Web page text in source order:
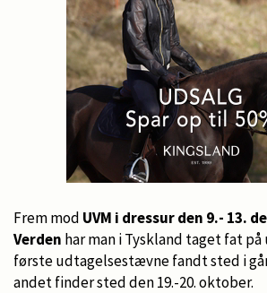
Frem mod UVM i dressur den 9.- 13.
Verden har man i Tyskland taget fat
første udtagelsestævne fandt sted i
andet finder sted den 19.-20. oktober.